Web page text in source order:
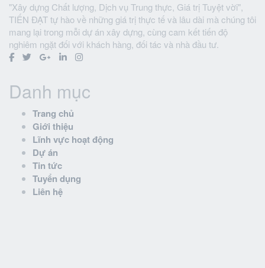
"Xây dựng Chất lượng, Dịch vụ Trung thực, Giá trị Tuyệt vời",
TIẾN ĐẠT tự hào về những giá trị thực tế và lâu dài mà chúng tôi
mang lại trong mỗi dự án xây dựng, cùng cam kết tiến độ
nghiêm ngặt đối với khách hàng, đối tác và nhà đầu tư.
Danh mục
Trang chủ
Giới thiệu
Lĩnh vực hoạt động
Dự án
Tin tức
Tuyển dụng
Liên hệ